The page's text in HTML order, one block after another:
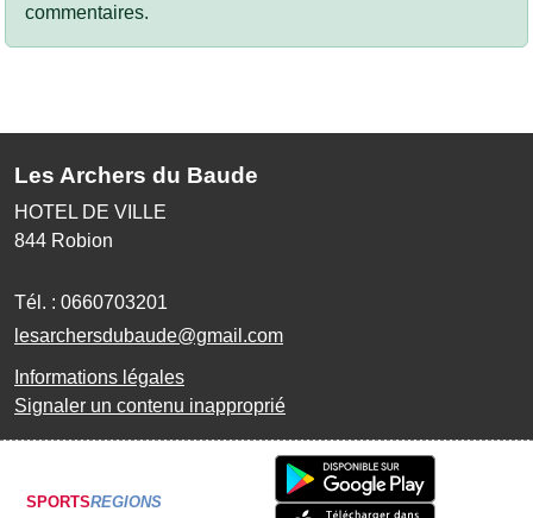
commentaires.
Les Archers du Baude
HOTEL DE VILLE
844 Robion
Tél. : 0660703201
lesarchersdubaude@gmail.com
Informations légales
Signaler un contenu inapproprié
SPORTSREGIONS